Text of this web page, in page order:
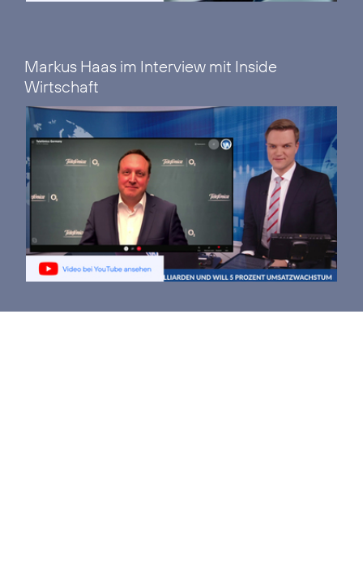
Markus Haas im Interview mit Inside
Wirtschaft